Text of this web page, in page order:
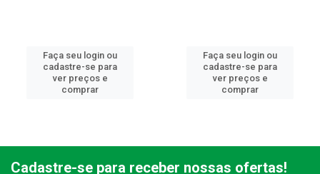
Faça seu login ou
cadastre-se para
ver preços e
comprar
Faça seu login ou
cadastre-se para
ver preços e
comprar
Cadastre-se para receber nossas ofertas!